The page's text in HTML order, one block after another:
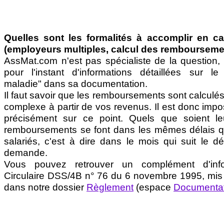
Quelles sont les formalités à accomplir en
(employeurs multiples, calcul des
AssMat.com n'est pas spécialiste de la
pour l'instant d'informations détaillées sur le
maladie" dans sa documentation.
Il faut savoir que les remboursements sont
complexe à partir de vos revenus. Il est donc
précisément sur ce point. Quels que soient
remboursements se font dans les mêmes délais
salariés, c'est à dire dans le mois qui suit le
demande.
Vous pouvez retrouver un complément
Circulaire DSS/4B n° 76 du 6 novembre 1995,
dans notre dossier Règlement (espace